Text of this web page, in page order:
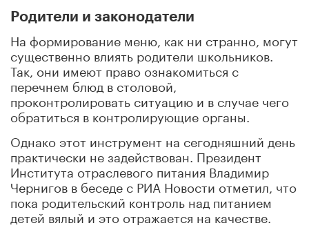
Родители и законодатели
На формирование меню, как ни странно, могут
существенно влиять родители школьников.
Так, они имеют право ознакомиться с
перечнем блюд в столовой,
проконтролировать ситуацию и в случае чего
обратиться в контролирующие органы.
Однако этот инструмент на сегодняшний день
практически не задействован. Президент
Института отраслевого питания Владимир
Чернигов в беседе с РИА Новости отметил, что
пока родительский контроль над питанием
детей вялый и это отражается на качестве.